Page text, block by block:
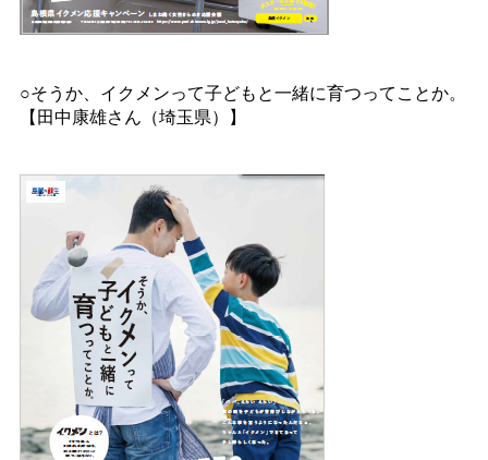
○そうか、イクメンって子どもと一緒に育つってことか。
【田中康雄さん（埼玉県）】